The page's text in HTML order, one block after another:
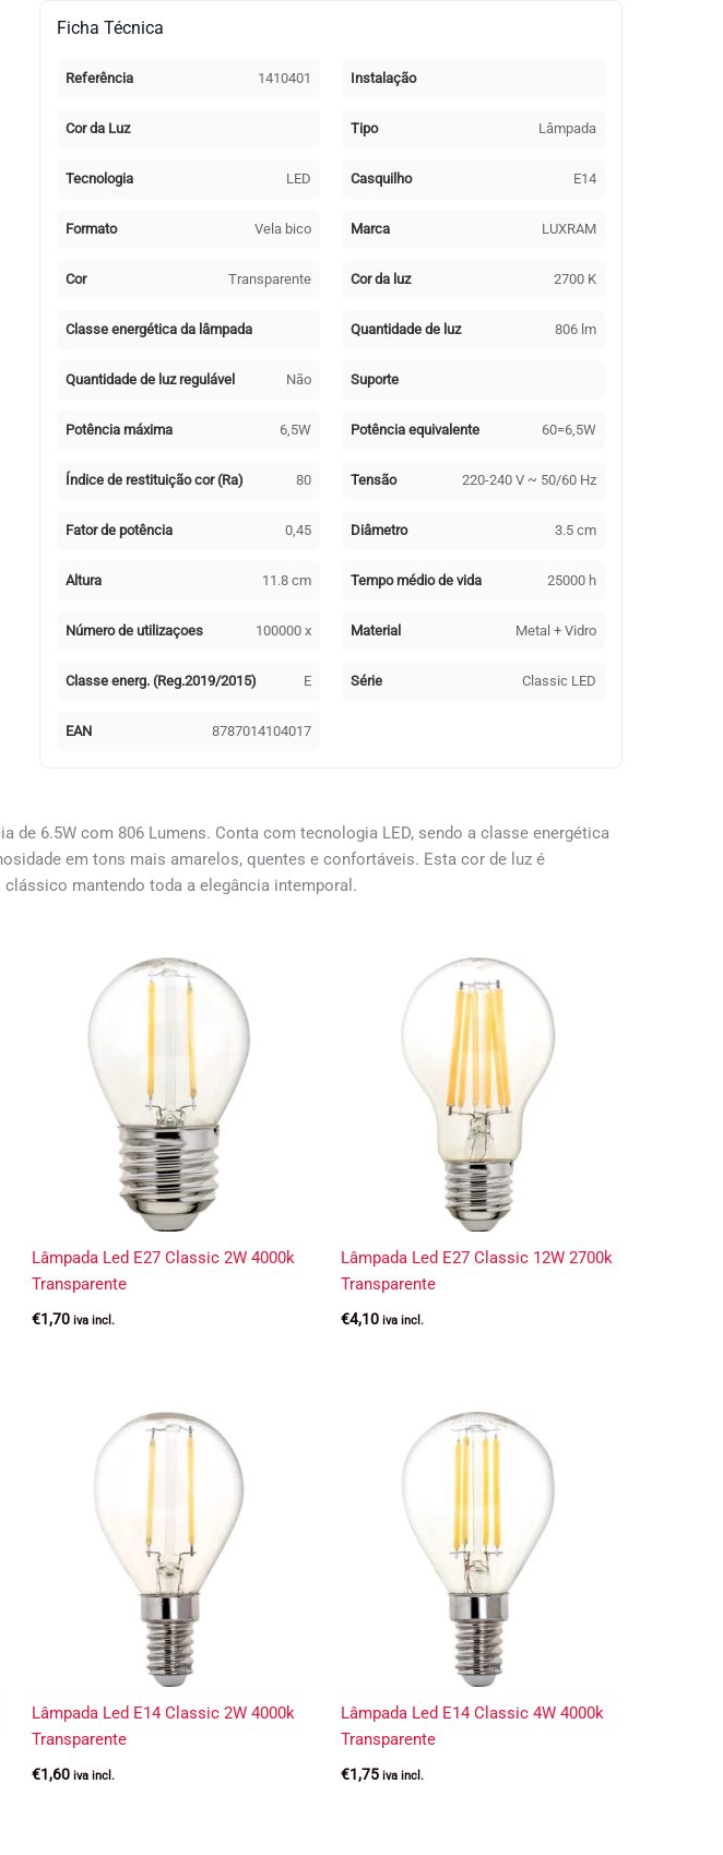
Vela
Classic
2700k
Ficha Técnica
Referência 1410401 Instalação
Cor da Luz Tipo Lâmpada
Tecnologia LED Casquilho E14
Formato Vela bico Marca LUXRAM
Cor Transparente Cor da luz 2700 K
Classe energética da lâmpada Quantidade de luz 806 lm
Quantidade de luz regulável Não Suporte
Potência máxima 6,5W Potência equivalente 60=6,5W
Índice de restituição cor (Ra) 80 Tensão 220-240 V ~ 50/60 Hz
Fator de potência 0,45 Diâmetro 3.5 cm
Altura 11.8 cm Tempo médio de vida 25000 h
Número de utilizaçoes 100000 x Material Metal + Vidro
Classe energ. (Reg.2019/2015) E Série Classic LED
EAN 8787014104017
de 6.5W com 806 Lumens. Conta com tecnologia LED, sendo a classe energética
em tons mais amarelos, quentes e confortáveis. Esta cor de luz é
mantendo toda a elegância intemporal.
Lâmpada Led E27 Classic 2W 4000k
Transparente
€1,70 iva incl.
Lâmpada Led E27 Classic 12W 2700k
Transparente
€4,10 iva incl.
Lâmpada Led E14 Classic 2W 4000k
Transparente
€1,60 iva incl.
Lâmpada Led E14 Classic 4W 4000k
Transparente
€1,75 iva incl.